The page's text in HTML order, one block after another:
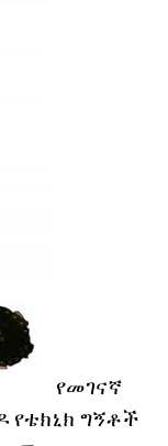
የመገናኛ
የቴክኒክ ግኝቶች